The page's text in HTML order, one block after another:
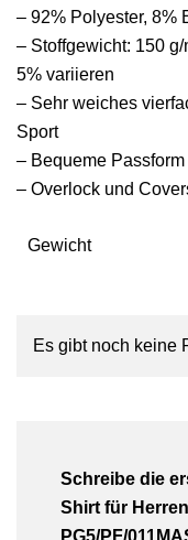
– 92% Polyester, 8%
– Stoffgewicht: 150 g/
5% variieren
– Sehr weiches
Sport
– Bequeme Passform
– Overlock und
Gewicht
Es gibt noch keine
Schreibe die
Shirt für Herren
PG5/PF/